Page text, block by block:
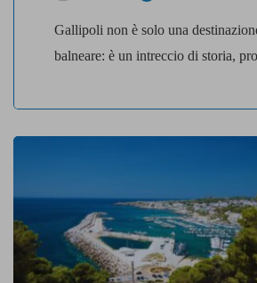
Gallipoli non è solo una
balneare: è un intreccio di storia,
borgo sospeso tra mare e cielo.
sulla costa ionica della Puglia, nel
chiunque ci metta piede, con […]